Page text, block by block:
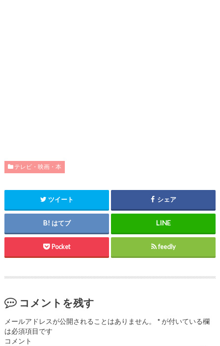
テレビ・映画・本
ツイート シェア
はてブ
Pocket feedly
コメントを残す
メールアドレスが公開されることはありません。 *が付いている欄
は必須項目です
コメント